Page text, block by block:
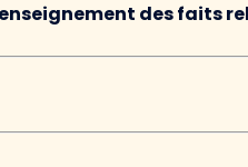
des faits